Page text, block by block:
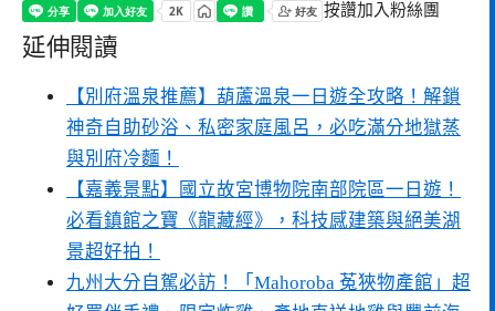
按讚加入粉絲團
延伸閱讀
【別府溫泉推薦】葫蘆溫泉一日遊全攻略！解鎖
神奇自助砂浴、私密家庭風呂，必吃滿分地獄蒸
與別府冷麵！
【嘉義景點】國立故宮博物院南部院區一日遊！
必看鎮館之寶《龍藏經》，科技感建築與絕美湖
景超好拍！
九州大分自駕必訪！「Mahoroba 菟狹物產館」超